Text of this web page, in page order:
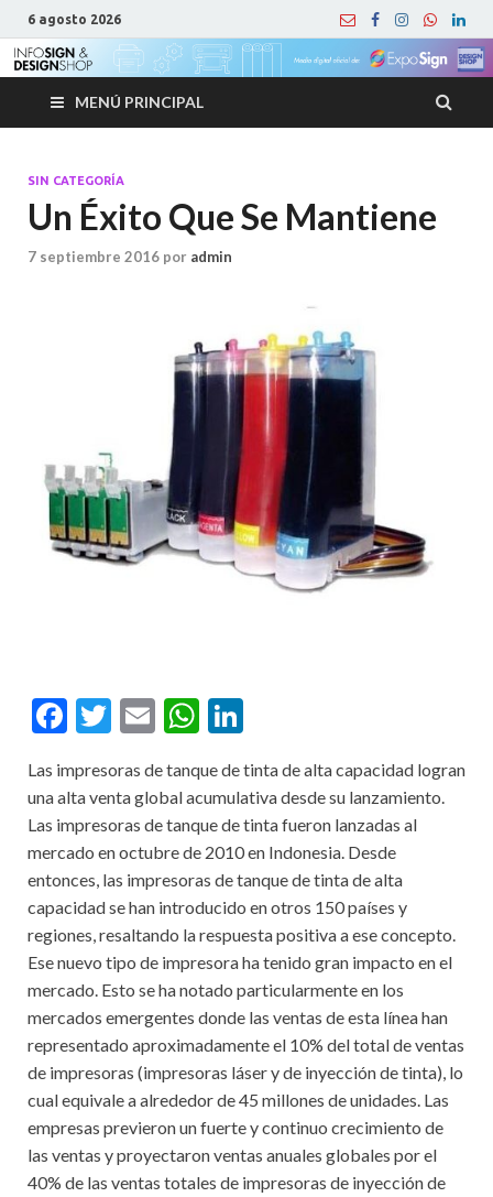
6 agosto 2026
MENÚ PRINCIPAL
SIN CATEGORÍA
Un Éxito Que Se Mantiene
7 septiembre 2016 por admin
F
e
b
o
o
k
T
itt
er
E
ai
l
W
at
s
A
p
p
ke
dI
n
Las impresoras de tanque de tinta de alta capacidad logran
una alta venta global acumulativa desde su lanzamiento.
Las impresoras de tanque de tinta fueron lanzadas al
mercado en octubre de 2010 en Indonesia. Desde
entonces, las impresoras de tanque de tinta de alta
capacidad se han introducido en otros 150 países y
regiones, resaltando la respuesta positiva a ese concepto.
Ese nuevo tipo de impresora ha tenido gran impacto en el
mercado. Esto se ha notado particularmente en los
mercados emergentes donde las ventas de esta línea han
representado aproximadamente el 10% del total de ventas
de impresoras (impresoras láser y de inyección de tinta), lo
cual equivale a alrededor de 45 millones de unidades. Las
empresas previeron un fuerte y continuo crecimiento de
las ventas y proyectaron ventas anuales globales por el
40% de las ventas totales de impresoras de inyección de